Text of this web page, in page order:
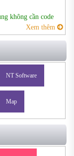
không cần code
Xem thêm
NT Software
Map